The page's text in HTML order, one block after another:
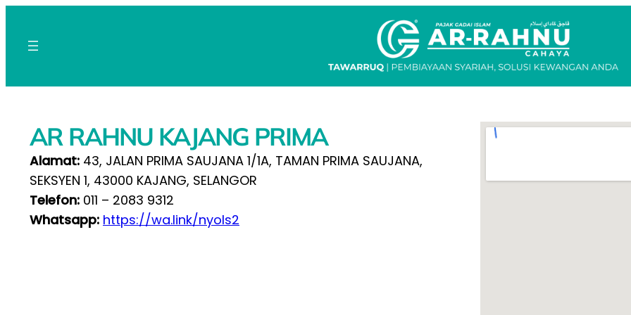
AR RAHNU KAJANG PRIMA
Alamat: 43, JALAN PRIMA SAUJANA 1/1A, TAMAN PRIMA SAUJANA,
SEKSYEN 1, 43000 KAJANG, SELANGOR
Telefon: 011 – 2083 9312
Whatsapp: https://wa.link/nyols2